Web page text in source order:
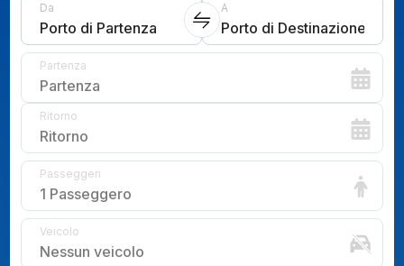
Da
Porto di Partenza
A
Porto di Destinazione
Partenza
Partenza
Ritorno
Ritorno
Passeggeri
1 Passeggero
Veicolo
Nessun veicolo